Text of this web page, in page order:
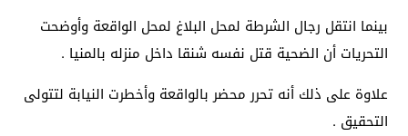
بينما انتقل رجال الشرطة لمحل البلاغ لمحل الواقعة وأوضحت
التحريات أن الضحية قتل نفسه شنقا داخل منزله بالمنيا .
علاوة على ذلك أنه تحرر محضر بالواقعة وأخطرت النيابة لتتولى
التحقيق .